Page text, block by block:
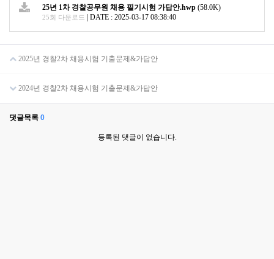
25년 1차 경찰공무원 채용 필기시험 가답안.hwp (58.0K)
25회 다운로드 DATE : 2025-03-17 08:38:40
2025년 경찰2차 채용시험 기출문제&가답안
2024년 경찰2차 채용시험 기출문제&가답안
댓글목록 0
등록된 댓글이 없습니다.